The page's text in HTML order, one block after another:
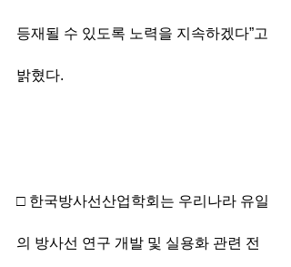
등재될 수 있도록 노력을 지속하겠다”고
밝혔다.
□ 한국방사선산업학회는 우리나라 유일
의 방사선 연구 개발 및 실용화 관련 전